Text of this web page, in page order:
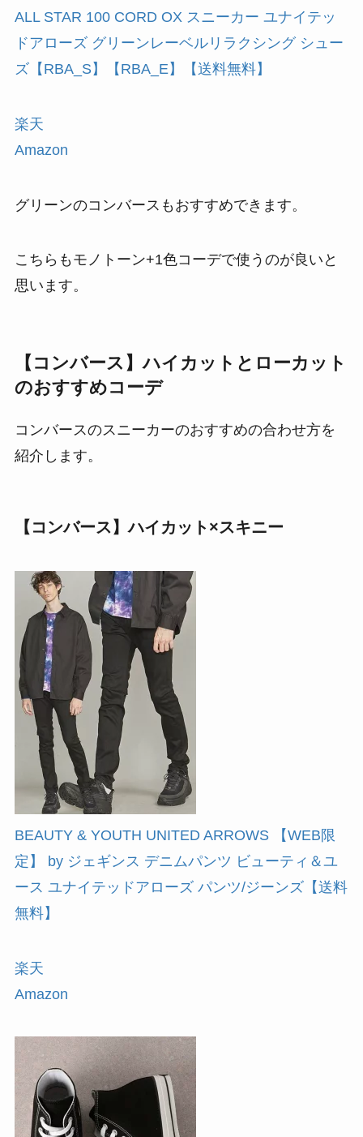
ALL STAR 100 CORD OX スニーカー ユナイテッ
ドアローズ グリーンレーベルリラクシング シュー
ズ【RBA_S】【RBA_E】【送料無料】
楽天
Amazon
グリーンのコンバースもおすすめできます。
こちらもモノトーン+1色コーデで使うのが良いと
思います。
【コンバース】ハイカットとローカット
のおすすめコーデ
コンバースのスニーカーのおすすめの合わせ方を
紹介します。
【コンバース】ハイカット×スキニー
BEAUTY & YOUTH UNITED ARROWS 【WEB限
定】 by ジェギンス デニムパンツ ビューティ＆ユ
ース ユナイテッドアローズ パンツ/ジーンズ【送料
無料】
楽天
Amazon